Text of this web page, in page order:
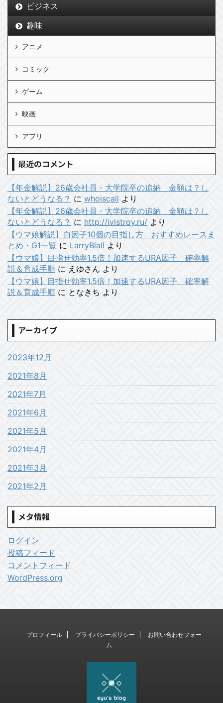
ビジネス
趣味
アニメ
コミック
ゲーム
映画
アプリ
最近のコメント
【年金解説】26歳会社員・大学院卒の追納 金額は？し
ないとどうなる？ に whoiscall より
【年金解説】26歳会社員・大学院卒の追納 金額は？し
ないとどうなる？ に http://ivistroy.ru/ より
【ウマ娘解説】白因子10個の目指し方 おすすめレースま
とめ・G1一覧 に LarryBlall より
【ウマ娘】目指せ効率1.5倍！加速するURA因子 確率解
説＆育成手順 に えゆさん より
【ウマ娘】目指せ効率1.5倍！加速するURA因子 確率解
説＆育成手順 に となきち より
アーカイブ
2023年12月
2021年8月
2021年7月
2021年6月
2021年5月
2021年4月
2021年3月
2021年2月
メタ情報
ログイン
投稿フィード
コメントフィード
WordPress.org
プロフィール プライバシーポリシー
お問い合わせフォー
ム